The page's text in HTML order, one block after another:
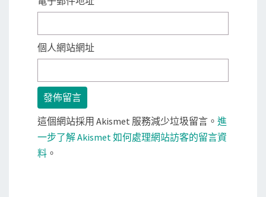
個人網站網址
這個網站採用 Akismet 服務減少垃圾留言。 進
一步了解 Akismet 如何處理網站訪客的留言資
料 。